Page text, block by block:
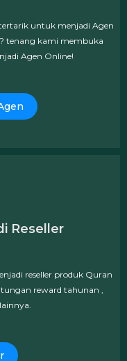
untuk menjadi Agen
tenang kami membuka
Agen Online!
Reseller
reseller produk Quran
reward tahunan ,